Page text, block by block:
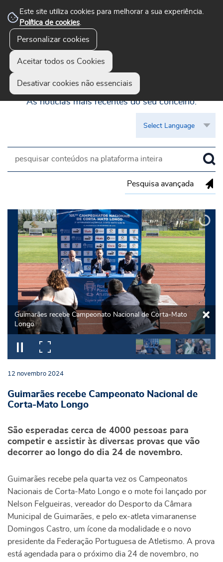
Este site utiliza cookies para melhorar a sua experiência.
Política de cookies.
Personalizar cookies
Aceitar todos os Cookies
Desativar cookies não essenciais
Pesquisa avançada
Guimarães Visível
As notícias mais recentes do seu concelho.
Guimarães recebe Campeonato Nacional de Corta-Mato
Longo
12 novembro 2024
Guimarães recebe Campeonato Nacional de
Corta-Mato Longo
São esperadas cerca de 4000 pessoas para
competir e assistir às diversas provas que vão
decorrer ao longo do dia 24 de novembro.
Guimarães recebe pela quarta vez os Campeonatos
Nacionais de Corta-Mato Longo e o mote foi lançado por
Nelson Felgueiras, vereador do Desporto da Câmara
Municipal de Guimarães, e pelo ex-atleta vimaranense
Domingos Castro, um ícone da modalidade e o novo
presidente da Federação Portuguesa de Atletismo. A prova
está agendada para o próximo dia 24 de novembro, no